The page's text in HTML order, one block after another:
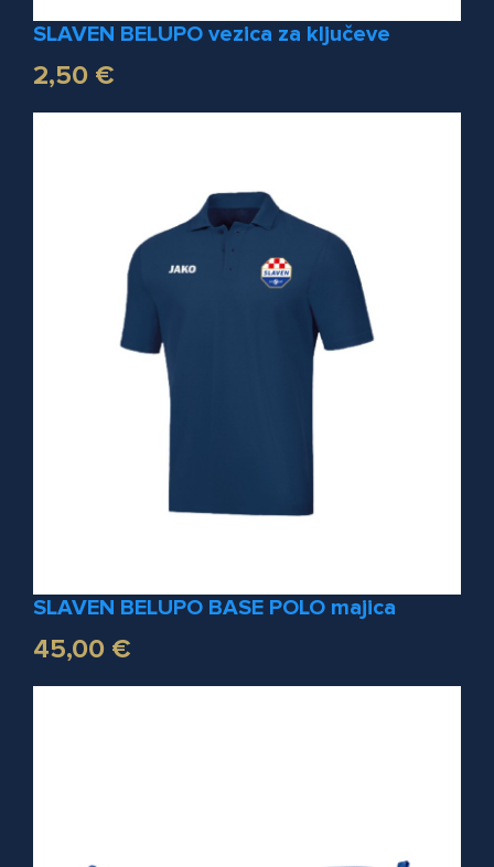
SLAVEN BELUPO vezica za ključeve
2,50 €
SLAVEN BELUPO BASE POLO majica
45,00 €